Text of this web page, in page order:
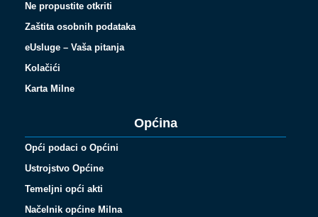
Ne propustite otkriti
Zaštita osobnih podataka
eUsluge – Vaša pitanja
Kolačići
Karta Milne
Općina
Opći podaci o Općini
Ustrojstvo Općine
Temeljni opći akti
Načelnik općine Milna